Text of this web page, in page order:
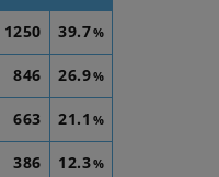
1250 39.7%
846 26.9%
663 21.1 %
386 12.3%